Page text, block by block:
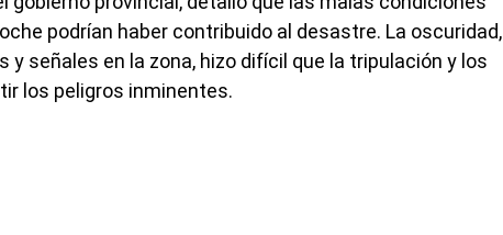
podrían haber contribuido al desastre. La oscuridad,
y señales en la zona, hizo difícil que la tripulación y los
los peligros inminentes.